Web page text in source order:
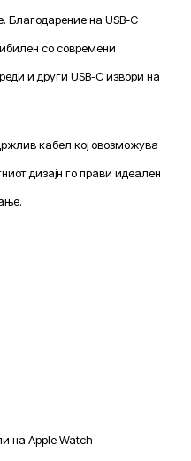
Благодарение на USB-C
со современи
и други USB-C извори на
кабел кој овозможува
дизајн го прави идеален
на Apple Watch